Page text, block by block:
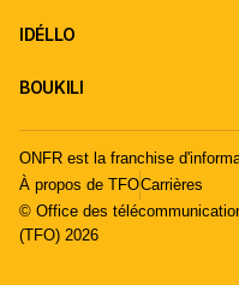
IDÉLLO
BOUKILI
ONFR est la franchise
À propos de TFOCarrières
© Office des
(TFO) 2026